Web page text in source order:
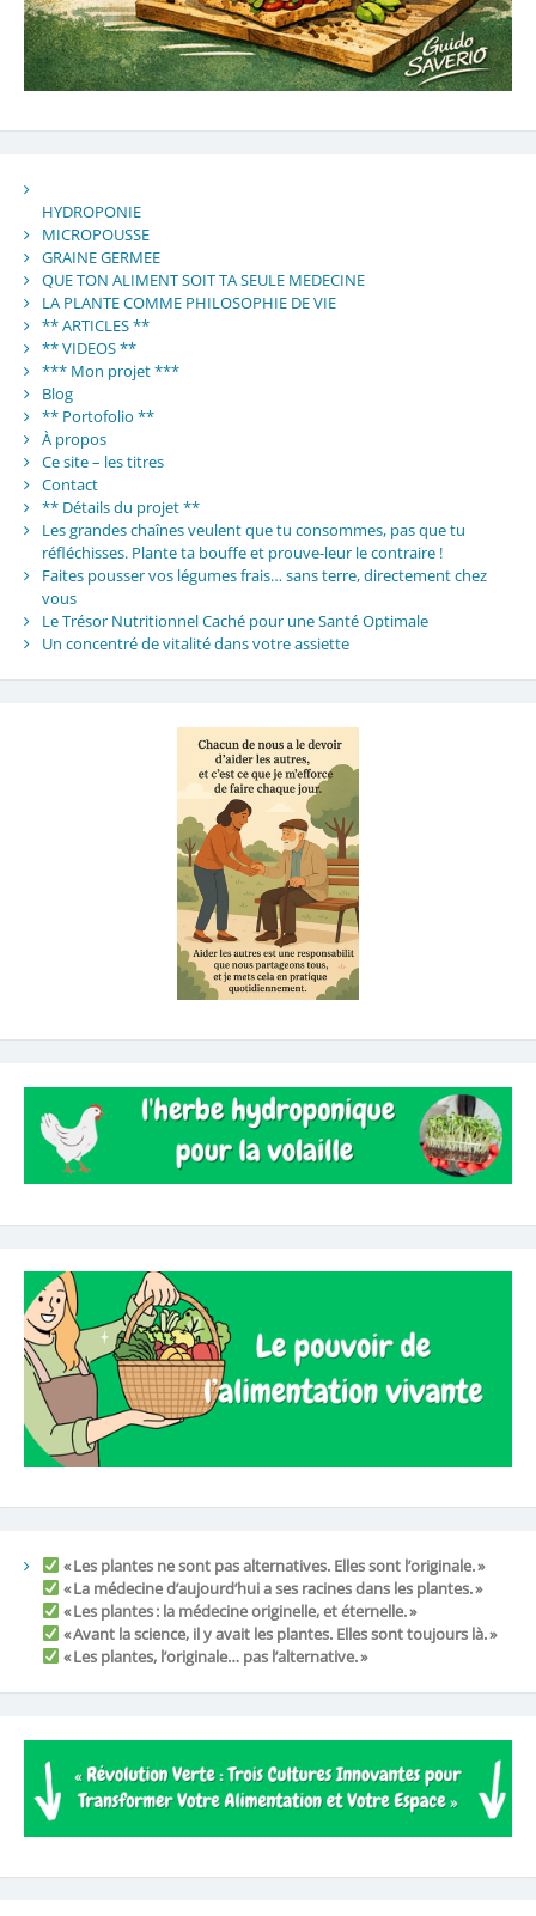
HYDROPONIE
MICROPOUSSE
GRAINE GERMEE
QUE TON ALIMENT SOIT TA SEULE MEDECINE
LA PLANTE COMME PHILOSOPHIE DE VIE
** ARTICLES **
** VIDEOS **
*** Mon projet ***
Blog
** Portofolio **
À propos
Ce site – les titres
Contact
** Détails du projet **
Les grandes chaînes veulent que tu consommes, pas que tu
réfléchisses. Plante ta bouffe et prouve-leur le contraire !
Faites pousser vos légumes frais… sans terre, directement chez
vous
Le Trésor Nutritionnel Caché pour une Santé Optimale
Un concentré de vitalité dans votre assiette
« Les plantes ne sont pas alternatives. Elles sont l’originale. »
« La médecine d’aujourd’hui a ses racines dans les plantes. »
« Les plantes : la médecine originelle, et éternelle. »
« Avant la science, il y avait les plantes. Elles sont toujours là. »
« Les plantes, l’originale… pas l’alternative. »